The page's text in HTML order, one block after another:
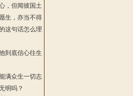
，但闻彼国土
生，亦当不得
这句话怎么理
到底信心往生
满众生一切志
明吗？